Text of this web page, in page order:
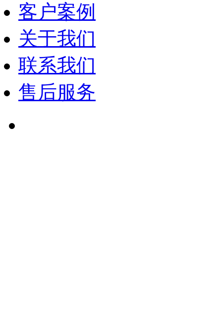
客户案例
关于我们
联系我们
售后服务